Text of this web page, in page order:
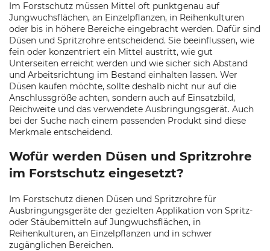
Im Forstschutz müssen Mittel oft punktgenau auf
Jungwuchsflächen, an Einzelpflanzen, in Reihenkulturen
oder bis in höhere Bereiche eingebracht werden. Dafür sind
Düsen und Spritzrohre entscheidend. Sie beeinflussen, wie
fein oder konzentriert ein Mittel austritt, wie gut
Unterseiten erreicht werden und wie sicher sich Abstand
und Arbeitsrichtung im Bestand einhalten lassen. Wer
Düsen kaufen möchte, sollte deshalb nicht nur auf die
Anschlussgröße achten, sondern auch auf Einsatzbild,
Reichweite und das verwendete Ausbringungsgerät. Auch
bei der Suche nach einem passenden Produkt sind diese
Merkmale entscheidend.
Wofür werden Düsen und Spritzrohre
im Forstschutz eingesetzt?
Im Forstschutz dienen Düsen und Spritzrohre für
Ausbringungsgeräte der gezielten Applikation von Spritz-
oder Stäubemitteln auf Jungwuchsflächen, in
Reihenkulturen, an Einzelpflanzen und in schwer
zugänglichen Bereichen.